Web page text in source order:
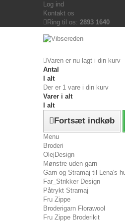
Log ind
Kontakt os
Ring til os: 2893 1640
Varen er nu lagt i din kurv
Antal
I alt
Der er 1 vare i din kurv
Varer i alt
I alt
Fortsæt indkøb
Menu
Broderi
OlejDesign
Mønstre uden garn
Garn og Stramaj til Lena's
Far_Strikker Design
Påtrykt Stramaj
Fru Zippe
Broderigarn Florawool
Fru Zippe Broderikit